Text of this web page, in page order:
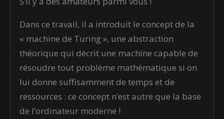
Dans ce travail, il a introduit le concept de la
« machine de Turing », une abstraction
théorique qui décrit une machine capable de
résoudre tout problème mathématique si on
lui donne suffisamment de temps et de
ressources : ce concept n’est autre que la base
de l’ordinateur moderne !